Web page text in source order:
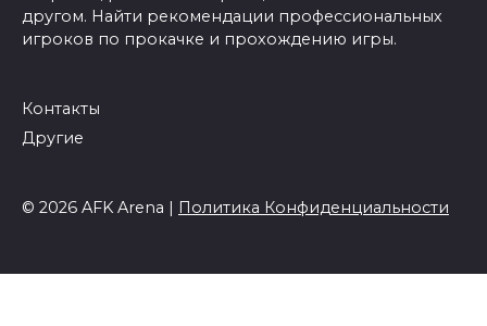
другом. Найти рекомендации профессиональных
игроков по прокачке и прохождению игры.
Контакты
Другие
© 2026 AFK Arena | Политика Конфиденциальности